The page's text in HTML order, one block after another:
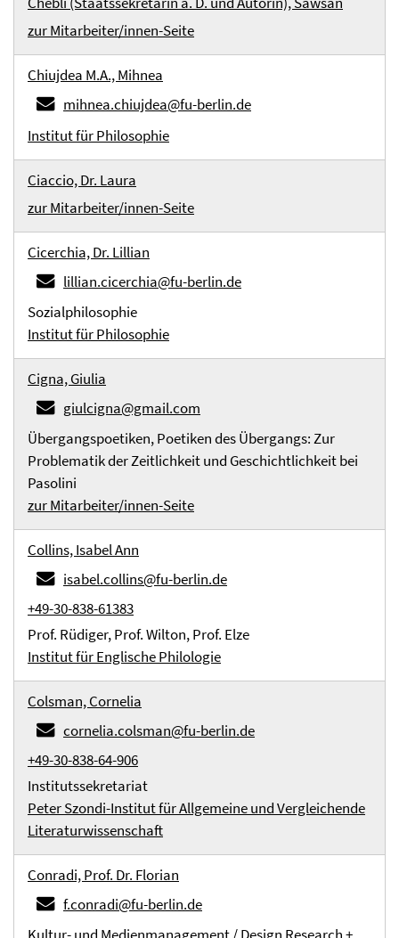
zur Mitarbeiter/innen-Seite
Chiujdea M.A., Mihnea
mihnea.chiujdea@fu-berlin.de
Institut für Philosophie
Ciaccio, Dr. Laura
zur Mitarbeiter/innen-Seite
Cicerchia, Dr. Lillian
lillian.cicerchia@fu-berlin.de
Sozialphilosophie
Institut für Philosophie
Cigna, Giulia
giulcigna@gmail.com
Übergangspoetiken, Poetiken des Übergangs: Zur
Problematik der Zeitlichkeit und Geschichtlichkeit bei
Pasolini
zur Mitarbeiter/innen-Seite
Collins, Isabel Ann
isabel.collins@fu-berlin.de
+49-30-838-61383
Prof. Rüdiger, Prof. Wilton, Prof. Elze
Institut für Englische Philologie
Colsman, Cornelia
cornelia.colsman@fu-berlin.de
+49-30-838-64-906
Institutssekretariat
Peter Szondi-Institut für Allgemeine und Vergleichende
Literaturwissenschaft
Conradi, Prof. Dr. Florian
f.conradi@fu-berlin.de